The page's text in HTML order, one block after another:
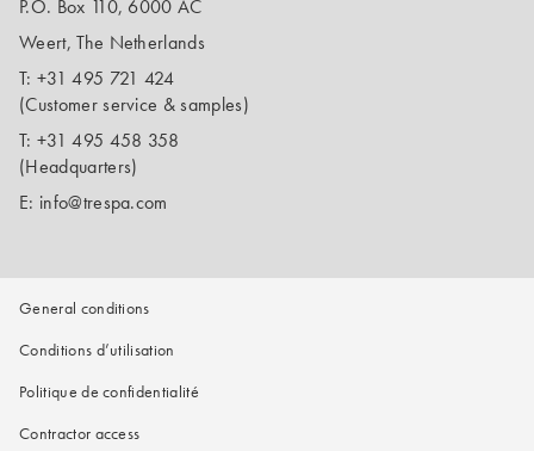
P.O. Box 110, 6000 AC
Weert, The Netherlands
T: +31 495 721 424
(Customer service & samples)
T: +31 495 458 358
(Headquarters)
E: info@trespa.com
General conditions
Conditions d’utilisation
Politique de confidentialité
Contractor access